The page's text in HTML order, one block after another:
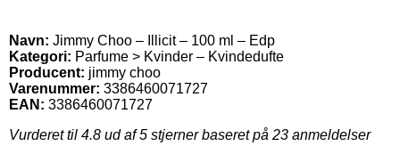
Navn: Jimmy Choo – Illicit – 100 ml – Edp
Kategori: Parfume > Kvinder – Kvindedufte
Producent: jimmy choo
Varenummer: 3386460071727
EAN: 3386460071727
Vurderet til 4.8 ud af 5 stjerner baseret på 23 anmeldelser